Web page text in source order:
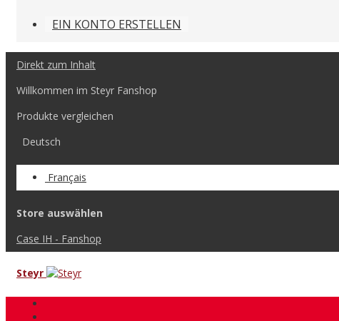
EIN KONTO ERSTELLEN
Direkt zum Inhalt
Willkommen im Steyr Fanshop
Produkte vergleichen
Deutsch
Français
Store auswählen
Case IH - Fanshop
Steyr